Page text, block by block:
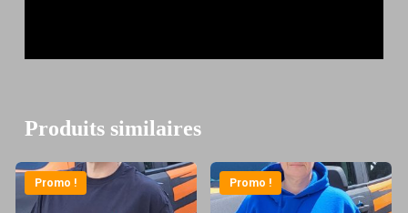
Produits similaires
Promo ! Promo !